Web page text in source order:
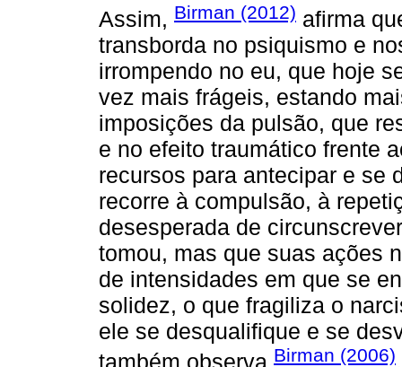
Assim, Birman (2012) afirma
transborda no psiquismo e
irrompendo no eu, que hoje
vez mais frágeis, estando
imposições da pulsão, que
e no efeito traumático frente
recursos para antecipar e se
recorre à compulsão, à
desesperada de
tomou, mas que suas ações
de intensidades em que se
solidez, o que fragiliza o
ele se desqualifique e se
também observa Birman (2006)